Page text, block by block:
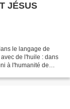
JÉSUS
le langage de
de l'huile : dans
à l'humanité de